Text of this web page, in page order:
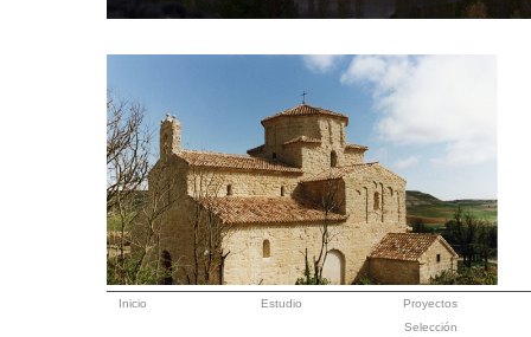
Inicio Estudio
Proyectos
Selección